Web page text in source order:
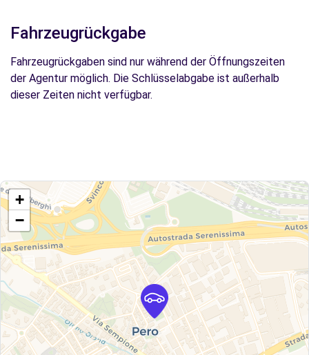
Fahrzeugrückgabe
Fahrzeugrückgaben sind nur während der Öffnungszeiten
der Agentur möglich. Die Schlüsselabgabe ist außerhalb
dieser Zeiten nicht verfügbar.
+
−